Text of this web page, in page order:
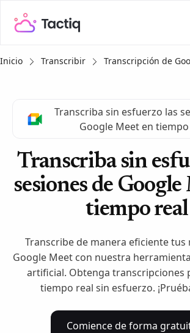
Inicio Transcribir Transcripción de
Transcriba sin esfuerzo las
Google Meet en
Transcriba sin
sesiones de
tiempo real
Transcribe de manera eficiente tus
Google Meet con nuestra
artificial. Obtenga transcripciones
tiempo real sin esfuerzo.
Comience de forma